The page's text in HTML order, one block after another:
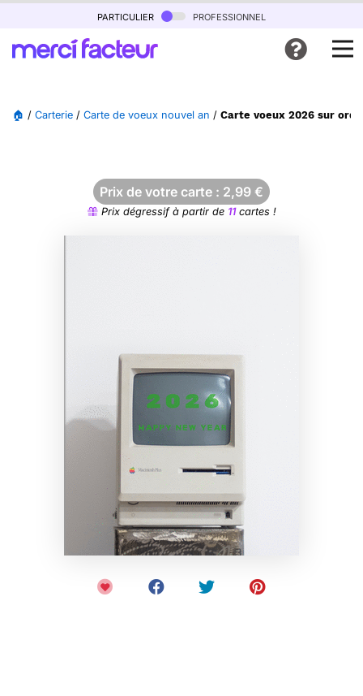
particulier professionnel
🏠 / Carterie / Carte de voeux nouvel an / Carte voeux 2026 sur
Prix de votre carte : 2,99 €
Prix dégressif à partir de 11cartes !